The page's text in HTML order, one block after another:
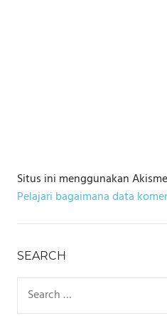
Situs ini menggunakan
Pelajari bagaimana data
SEARCH
Search
for: